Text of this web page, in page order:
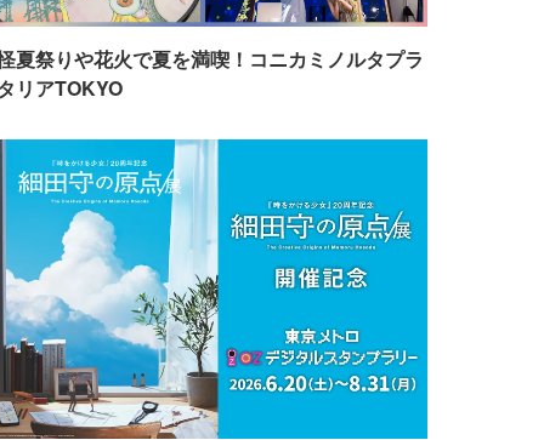
夏祭りや花火で夏を満喫！コニカミノルタプラ
リアTOKYO